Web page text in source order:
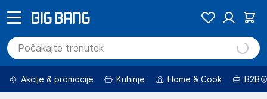
Akcije & promocije Kuhinje Home & Cook B2B